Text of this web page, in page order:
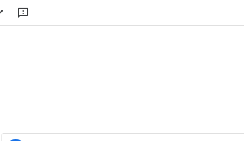
Console